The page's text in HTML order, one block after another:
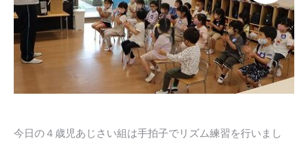
今日の４歳児あじさい組は手拍子でリズム練習を行いまし